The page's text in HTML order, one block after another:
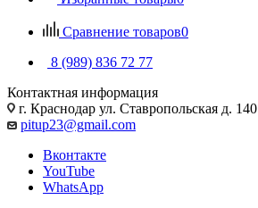
Сравнение товаров0
8 (989) 836 72 77
Контактная информация
г. Краснодар ул. Ставропольская д. 140
pitup23@gmail.com
Вконтакте
YouTube
WhatsApp